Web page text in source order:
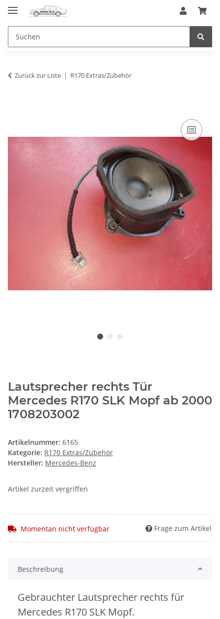
Zurück zur Liste R170 Extras/Zubehör
Lautsprecher rechts Tür
Mercedes R170 SLK Mopf ab 2000
1708203002
Artikelnummer: 6165
Kategorie: R170 Extras/Zubehör
Hersteller: Mercedes-Benz
Artikel zurzeit vergriffen
Momentan nicht verfügbar Frage zum Artikel
Beschreibung
Gebrauchter Lautsprecher rechts für
Mercedes R170 SLK Mopf.